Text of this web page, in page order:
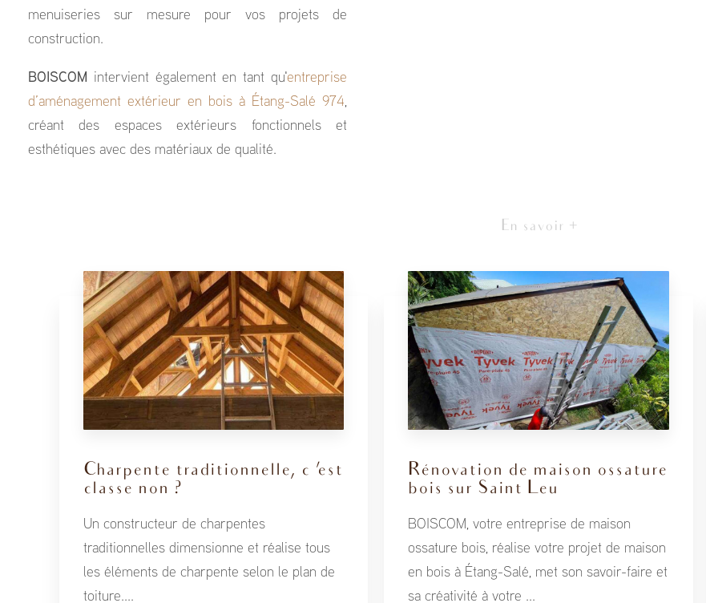
menuiseries sur mesure pour vos projets de
construction.
BOISCOM intervient également en tant qu'entreprise
d’aménagement extérieur en bois à Étang-Salé 974,
créant des espaces extérieurs fonctionnels et
esthétiques avec des matériaux de qualité.
En savoir +
Charpente traditionnelle, c 'est
classe non ?
Un constructeur de charpentes
traditionnelles dimensionne et réalise tous
les éléments de charpente selon le plan de
toiture....
Rénovation de maison ossature
bois sur Saint Leu
BOISCOM, votre entreprise de maison
ossature bois, réalise votre projet de maison
en bois à Étang-Salé, met son savoir-faire et
sa créativité à votre ...